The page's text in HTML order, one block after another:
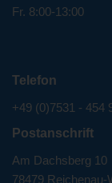
Fr. 8:00-13:00
Telefon
+49 (0)7531 - 454
Postanschrift
Am Dachsberg 10
78479 Reichenau-